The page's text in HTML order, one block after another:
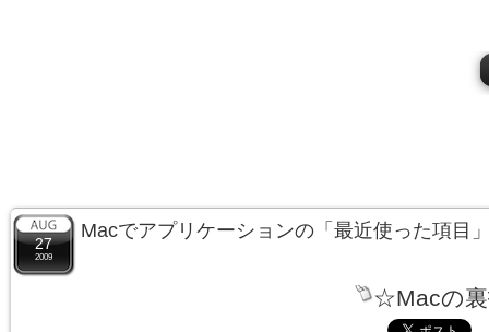
27
2009
Macでアプリケーションの「最近使った項目
☆Macの